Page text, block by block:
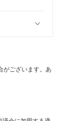
がございます。あ